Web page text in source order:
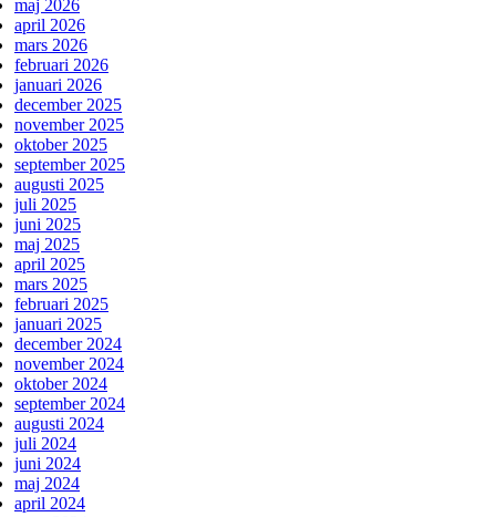
maj 2026
april 2026
mars 2026
februari 2026
januari 2026
december 2025
november 2025
oktober 2025
september 2025
augusti 2025
juli 2025
juni 2025
maj 2025
april 2025
mars 2025
februari 2025
januari 2025
december 2024
november 2024
oktober 2024
september 2024
augusti 2024
juli 2024
juni 2024
maj 2024
april 2024